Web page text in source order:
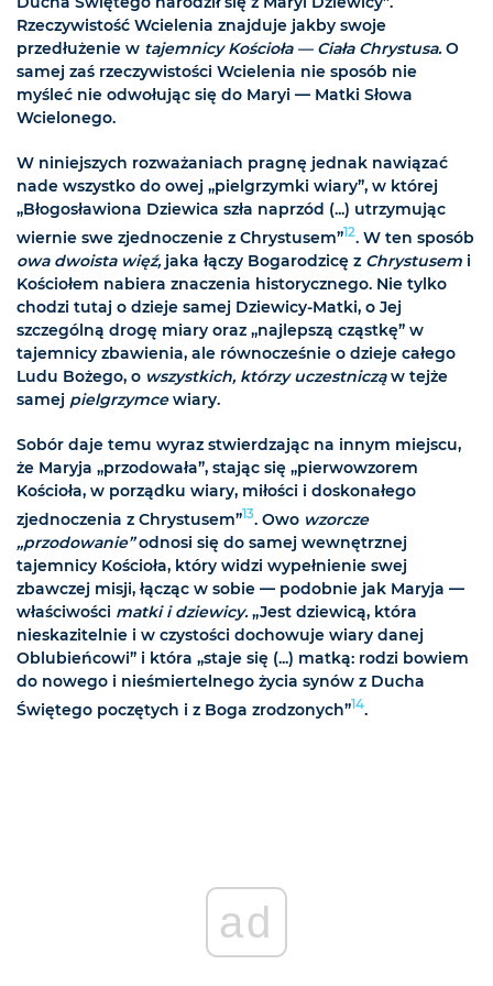
Rzeczywistość Wcielenia znajduje jakby swoje
przedłużenie w tajemnicy Kościoła — Ciała Chrystusa.O
samej zaś rzeczywistości Wcielenia nie sposób nie
myśleć nie odwołując się do Maryi — Matki Słowa
Wcielonego.
W niniejszych rozważaniach pragnę jednak nawiązać
nade wszystko do owej „pielgrzymki wiary”, w której
„Błogosławiona Dziewica szła naprzód (...) utrzymując
wiernie swe zjednoczenie z Chrystusem”12. W ten sposób
owa dwoista więź,jaka łączy Bogarodzicę z Chrystusem i
Kościołem nabiera znaczenia historycznego. Nie tylko
chodzi tutaj o dzieje samej Dziewicy-Matki, o Jej
szczególną drogę miary oraz „najlepszą cząstkę” w
tajemnicy zbawienia, ale równocześnie o dzieje całego
Ludu Bożego, o wszystkich, którzy uczestnicząw tejże
samej pielgrzymcewiary.
Sobór daje temu wyraz stwierdzając na innym miejscu,
że Maryja „przodowała”, stając się „pierwowzorem
Kościoła, w porządku wiary, miłości i doskonałego
zjednoczenia z Chrystusem”13. Owo wzorcze
„przodowanie”odnosi się do samej wewnętrznej
tajemnicy Kościoła, który widzi wypełnienie swej
zbawczej misji, łącząc w sobie — podobnie jak Maryja —
właściwości matki i dziewicy.„Jest dziewicą, która
nieskazitelnie i w czystości dochowuje wiary danej
Oblubieńcowi” i która „staje się (...) matką: rodzi bowiem
do nowego i nieśmiertelnego życia synów z Ducha
Świętego poczętych i z Boga zrodzonych”14.
ad